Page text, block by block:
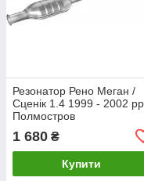
Резонатор Рено Меган /
Сценік 1.4 1999 - 2002 рр
Полмостров
1 680 ₴
Купити